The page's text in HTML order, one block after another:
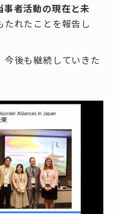
事者活動の現在と未
たれたことを報告し
後も継続していきた